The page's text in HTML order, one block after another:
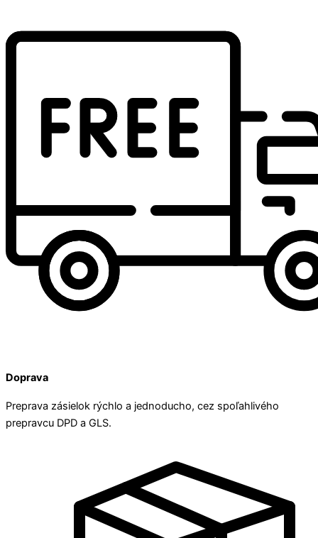
Doprava
Preprava zásielok rýchlo a jednoducho, cez spoľahlivého
prepravcu DPD a GLS.